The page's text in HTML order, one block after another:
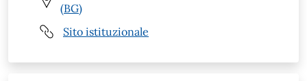
(BG)
Sito istituzionale